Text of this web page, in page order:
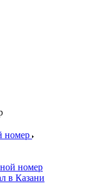
номер
номер
в Казани